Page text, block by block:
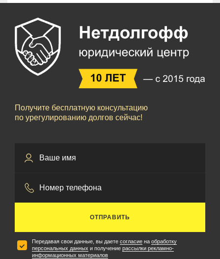
Получите бесплатную консультацию
по урегулированию долгов сейчас!
ОТПРАВИТЬ
Передавая свои данные, вы даете согласие на обработку
персональных данных и получение рассылки рекламно-
информационных материалов